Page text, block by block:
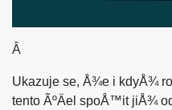
Â
Ukazuje se, Å¾e i kdyÅ¾
tento ÃºÄel spoÅ™it jiÅ¾